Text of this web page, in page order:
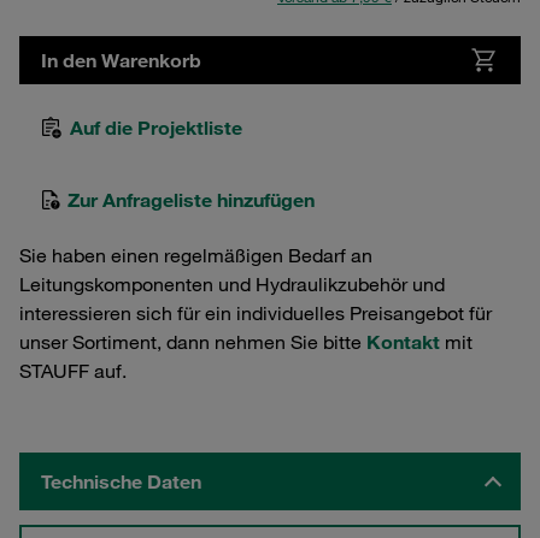
In den Warenkorb
Auf die Projektliste
Zur Anfrageliste hinzufügen
Sie haben einen regelmäßigen Bedarf an
Leitungskomponenten und Hydraulikzubehör und
interessieren sich für ein individuelles Preisangebot für
unser Sortiment, dann nehmen Sie bitte Kontakt mit
STAUFF auf.
Technische Daten